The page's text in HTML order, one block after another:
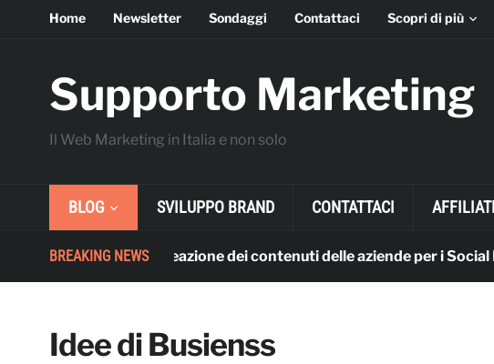
Home Newsletter Sondaggi Contattaci Scopri di più
Supporto Marketing
Il Web Marketing in Italia e non solo
BLOG SVILUPPO BRAND CONTATTACI
BREAKING NEWS
dell’AI per la creazione dei contenuti delle aziende per i Social Media
Idee di Busienss